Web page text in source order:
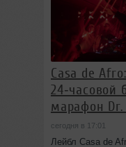
Casa de
24‑часовой
марафон Dr.
сегодня в 17:01
Лейбл Casa de